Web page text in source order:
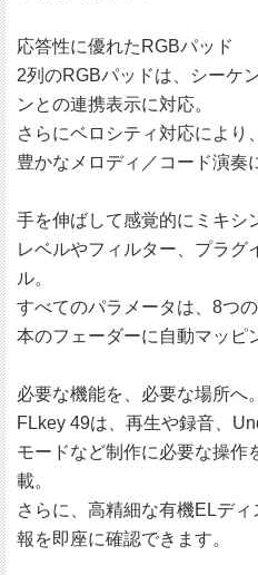
応答性に優れたRGBパッド
2列のRGBパッドは、シーケ
ンとの連携表示に対応。
さらにベロシティ対応により
豊かなメロディ／コード演奏
手を伸ばして感覚的にミキシ
レベルやフィルター、プラグ
ル。
すべてのパラメータは、8つ
本のフェーダーに自動マッピ
必要な機能を、必要な場所へ。
FLkey 49は、再生や録音、
モードなど制作に必要な操作
載。
さらに、高精細な有機ELデ
報を即座に確認できます。